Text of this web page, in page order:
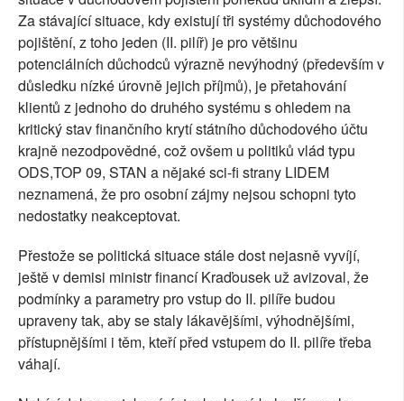
Za stávající situace, kdy existují tři systémy důchodového
pojištění, z toho jeden (II. pilíř) je pro většinu
potenciálních důchodců výrazně nevýhodný (především v
důsledku nízké úrovně jejich příjmů), je přetahování
klientů z jednoho do druhého systému s ohledem na
kritický stav finančního krytí státního důchodového účtu
krajně nezodpovědné, což ovšem u politiků vlád typu
ODS,TOP 09, STAN a nějaké sci-fi strany LIDEM
neznamená, že pro osobní zájmy nejsou schopni tyto
nedostatky neakceptovat.
Přestože se politická situace stále dost nejasně vyvíjí,
ještě v demisi ministr financí Kraďousek už avizoval, že
podmínky a parametry pro vstup do II. pilíře budou
upraveny tak, aby se staly lákavějšími, výhodnějšími,
přístupnějšími i těm, kteří před vstupem do II. pilíře třeba
váhají.